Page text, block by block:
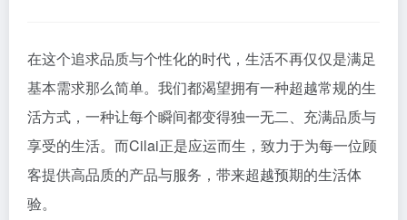
在这个追求品质与个性化的时代，生活不再仅仅是满足
基本需求那么简单。我们都渴望拥有一种超越常规的生
活方式，一种让每个瞬间都变得独一无二、充满品质与
享受的生活。而Cilai正是应运而生，致力于为每一位顾
客提供高品质的产品与服务，带来超越预期的生活体
验。